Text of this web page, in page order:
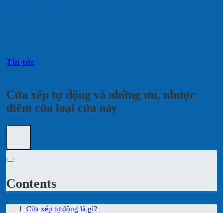
Tin tức
Cửa xếp tự động và những ưu, nhược
điểm của loại cửa này
Contents
Cửa xếp tự động là gì?